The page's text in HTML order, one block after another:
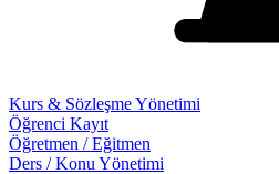
Kurs & Sözleşme Yönetimi
Öğrenci Kayıt
Öğretmen / Eğitmen
Ders / Konu Yönetimi